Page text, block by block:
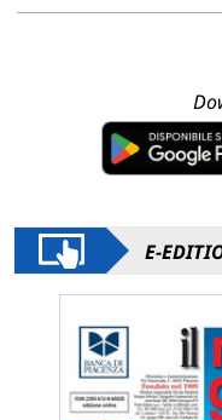
E-